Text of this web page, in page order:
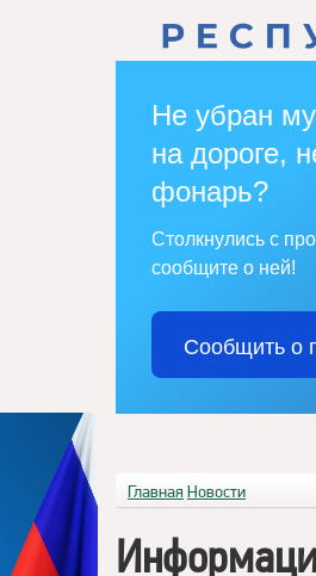
Не убран
на дороге,
фонарь?
Столкнулись с
сообщите о ней!
Сообщить о
Главная Новости